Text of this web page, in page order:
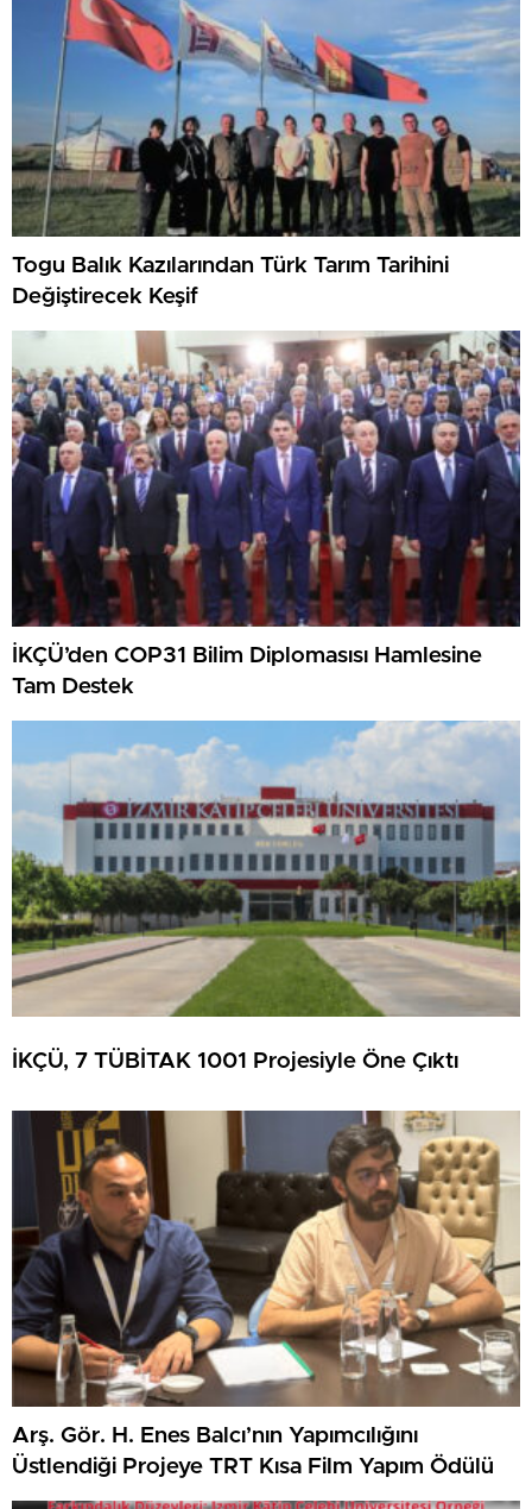
Togu Balık Kazılarından Türk Tarım Tarihini
Değiştirecek Keşif
İKÇÜ’den COP31 Bilim Diplomasısı Hamlesine
Tam Destek
İKÇÜ, 7 TÜBİTAK 1001 Projesiyle Öne Çıktı
Arş. Gör. H. Enes Balcı’nın Yapımcılığını
Üstlendiği Projeye TRT Kısa Film Yapım Ödülü